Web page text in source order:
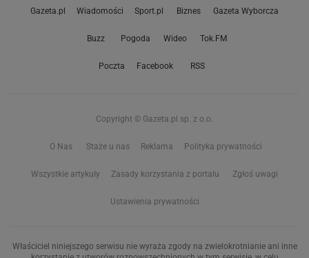
Gazeta.pl Wiadomości Sport.pl Biznes Gazeta Wyborcza
Buzz Pogoda Wideo Tok.FM
Poczta Facebook RSS
Copyright © Gazeta.pl sp. z o.o.
O Nas Staże u nas Reklama Polityka prywatności
Wszystkie artykuły Zasady korzystania z portalu Zgłoś uwagi
Ustawienia prywatności
Właściciel niniejszego serwisu nie wyraża zgody na zwielokrotnianie ani inne